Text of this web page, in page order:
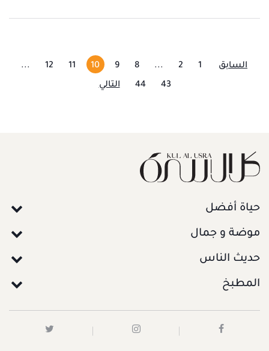
السابق 1
2
...
8
9
10
11
12
...
43
44 التالي
حياة أفضل
موضة و جمال
حديث الناس
المطبخ